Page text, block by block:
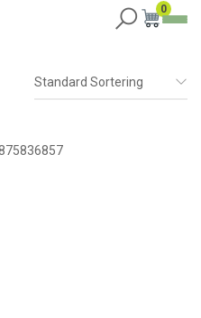
0
Standard Sortering